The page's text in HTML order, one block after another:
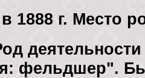
1888 г. Место
деятельности
фельдшер".